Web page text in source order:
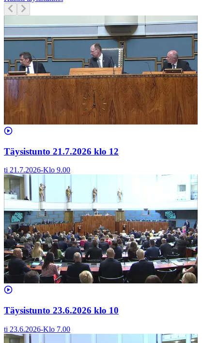
Täysistunto 21.7.2026 klo 12
ti 21.7.2026-Klo 9.00
Täysistunto 23.6.2026 klo 10
ti 23.6.2026-Klo 7.00